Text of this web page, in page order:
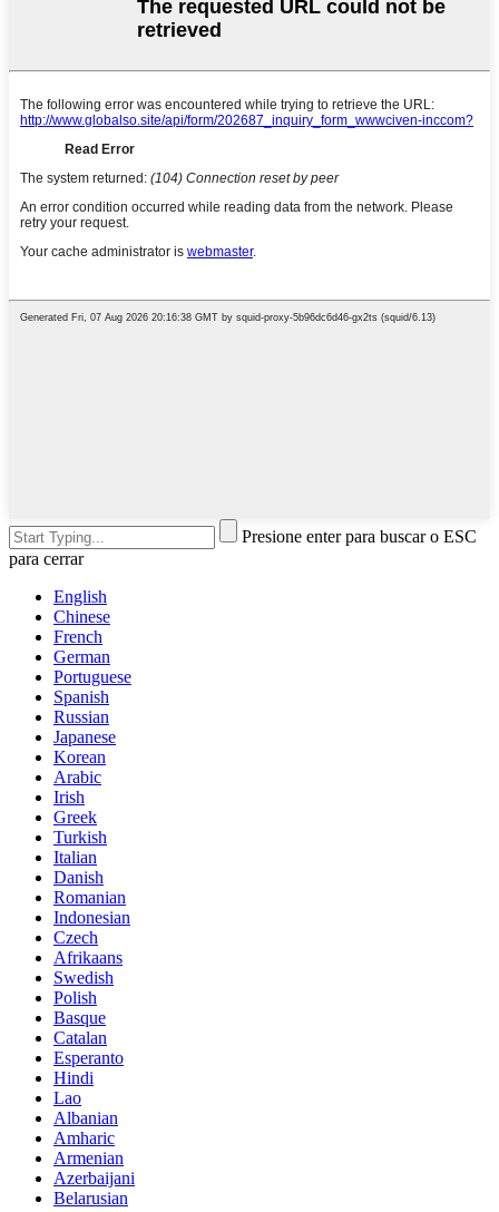
Presione enter para buscar o ESC
para cerrar
English
Chinese
French
German
Portuguese
Spanish
Russian
Japanese
Korean
Arabic
Irish
Greek
Turkish
Italian
Danish
Romanian
Indonesian
Czech
Afrikaans
Swedish
Polish
Basque
Catalan
Esperanto
Hindi
Lao
Albanian
Amharic
Armenian
Azerbaijani
Belarusian